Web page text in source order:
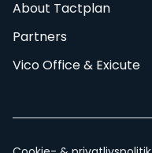
About Tactplan
Partners
Vico Office & Exicute